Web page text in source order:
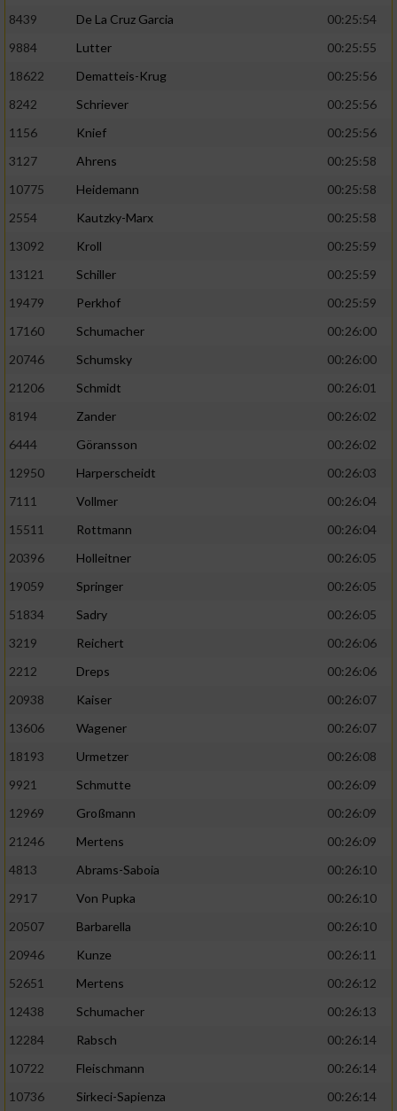
8439
De La Cruz Garcia
00:25:54
9884
Lutter
00:25:55
18622
Dematteis-Krug
00:25:56
8242
Schriever
00:25:56
1156
Knief
00:25:56
3127
Ahrens
00:25:58
10775
Heidemann
00:25:58
2554
Kautzky-Marx
00:25:58
13092
Kroll
00:25:59
13121
Schiller
00:25:59
19479
Perkhof
00:25:59
17160
Schumacher
00:26:00
20746
Schumsky
00:26:00
21206
Schmidt
00:26:01
8194
Zander
00:26:02
6444
Göransson
00:26:02
12950
Harperscheidt
00:26:03
7111
Vollmer
00:26:04
15511
Rottmann
00:26:04
20396
Holleitner
00:26:05
19059
Springer
00:26:05
51834
Sadry
00:26:05
3219
Reichert
00:26:06
2212
Dreps
00:26:06
20938
Kaiser
00:26:07
13606
Wagener
00:26:07
18193
Urmetzer
00:26:08
9921
Schmutte
00:26:09
12969
Großmann
00:26:09
21246
Mertens
00:26:09
4813
Abrams-Saboia
00:26:10
2917
Von Pupka
00:26:10
20507
Barbarella
00:26:10
20946
Kunze
00:26:11
52651
Mertens
00:26:12
12438
Schumacher
00:26:13
12284
Rabsch
00:26:14
10722
Fleischmann
00:26:14
10736
Sirkeci-Sapienza
00:26:14
Analyse von Zielgruppen durch Statistiken
verschiedenen Quellen
Verwendung reduzierter Daten zur Auswahl
IAB-Besonderheiten:
Verwendung genauer Standortdaten
Informationen identifizieren